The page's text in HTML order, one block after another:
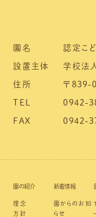
園名 認定こ
設置主体 学校法
住所 〒839-
TEL 0942-
FAX 0942-
園の紹介
理念
方針
新着情報
園からのお知
らせ